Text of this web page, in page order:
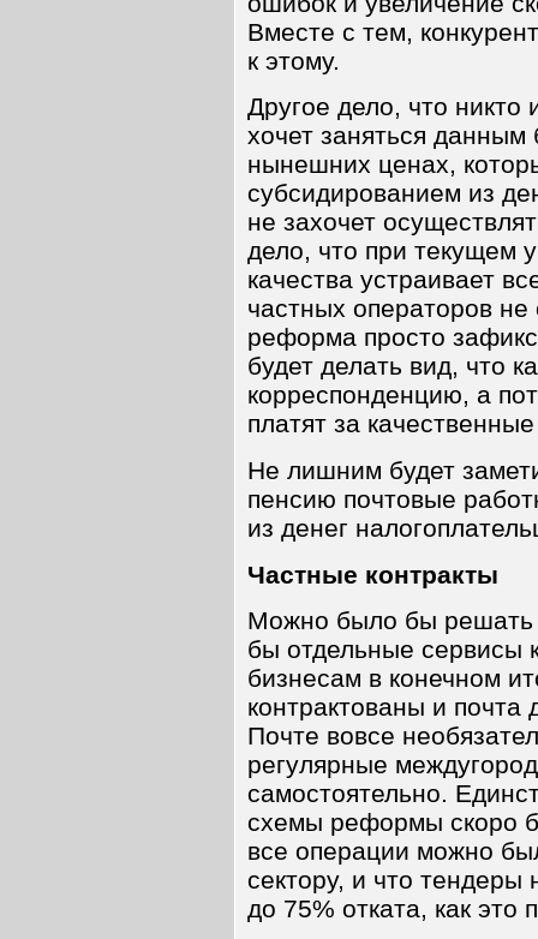
Вместе с тем,
к этому.
Другое дело, что никто
хочет заняться
нынешних ценах,
субсидированием из
не захочет
дело, что при текущем
качества устраивает
частных операторов
реформа просто
будет делать вид, что
корреспонденцию, а
платят за
Не лишним будет
пенсию почтовые
из денег
Частные контракты
Можно было бы решать
бы отдельные сервисы
бизнесам в конечном
контрактованы и
Почте вовсе
регулярные
самостоятельно.
схемы реформы скоро
все операции можно
сектору, и что
до 75% отката, как